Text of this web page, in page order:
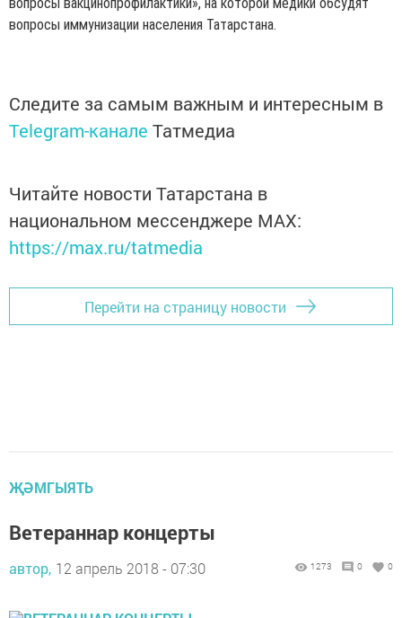
вопросы вакцинопрофилактики», на которой медики обсудят
вопросы иммунизации населения Татарстана.
Следите за самым важным и интересным в
Telegram-канале Татмедиа
Читайте новости Татарстана в
национальном мессенджере MАХ:
https://max.ru/tatmedia
Перейти на страницу новости
ҖӘМГЫЯТЬ
Ветераннар концерты
автор, 12 апрель 2018 - 07:30 1273 0 0